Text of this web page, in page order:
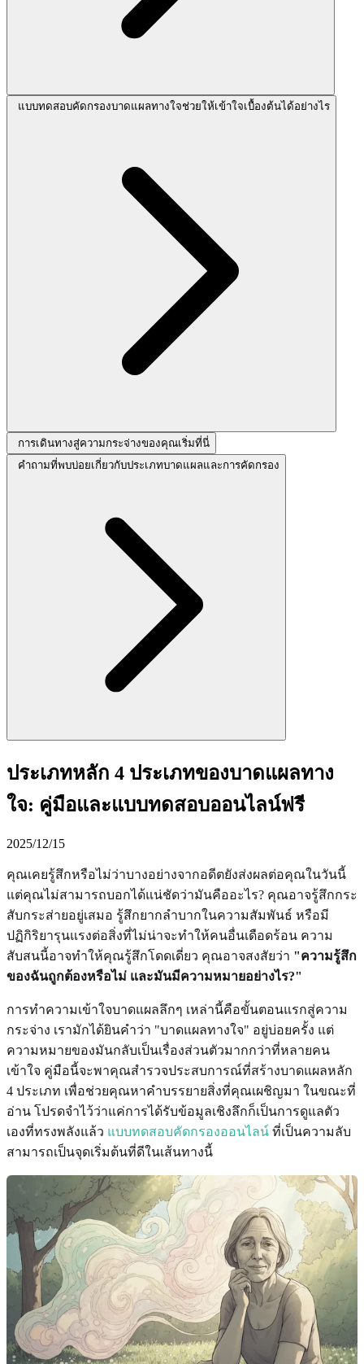
แบบทดสอบคัดกรองบาดแผลทางใจช่วยให้เข้าใจเบื้องต้นได้อย่างไร
การเดินทางสู่ความกระจ่างของคุณเริ่มที่นี่
คำถามที่พบบ่อยเกี่ยวกับประเภทบาดแผลและการคัดกรอง
ประเภทหลัก 4 ประเภทของบาดแผลทาง
ใจ: คู่มือและแบบทดสอบออนไลน์ฟรี
2025/12/15
คุณเคยรู้สึกหรือไม่ว่าบางอย่างจากอดีตยังส่งผลต่อคุณในวันนี้
แต่คุณไม่สามารถบอกได้แน่ชัดว่ามันคืออะไร? คุณอาจรู้สึกกระ
สับกระส่ายอยู่เสมอ รู้สึกยากลำบากในความสัมพันธ์ หรือมี
ปฏิกิริยารุนแรงต่อสิ่งที่ไม่น่าจะทำให้คนอื่นเดือดร้อน ความ
สับสนนี้อาจทำให้คุณรู้สึกโดดเดี่ยว คุณอาจสงสัยว่า "ความรู้สึก
ของฉันถูกต้องหรือไม่ และมันมีความหมายอย่างไร?"
การทำความเข้าใจบาดแผลลึกๆ เหล่านี้คือขั้นตอนแรกสู่ความ
กระจ่าง เรามักได้ยินคำว่า "บาดแผลทางใจ" อยู่บ่อยครั้ง แต่
ความหมายของมันกลับเป็นเรื่องส่วนตัวมากกว่าที่หลายคน
เข้าใจ คู่มือนี้จะพาคุณสำรวจประสบการณ์ที่สร้างบาดแผลหลัก
4 ประเภท เพื่อช่วยคุณหาคำบรรยายสิ่งที่คุณเผชิญมา ในขณะที่
อ่าน โปรดจำไว้ว่าแค่การได้รับข้อมูลเชิงลึกก็เป็นการดูแลตัว
เองที่ทรงพลังแล้ว แบบทดสอบคัดกรองออนไลน์ ที่เป็นความลับ
สามารถเป็นจุดเริ่มต้นที่ดีในเส้นทางนี้